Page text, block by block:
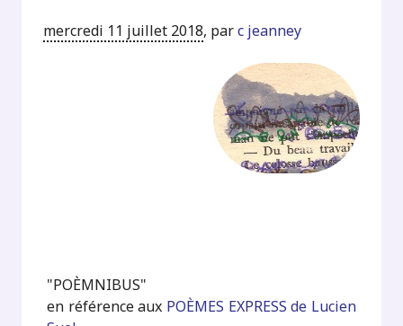
mercredi 11 juillet 2018, parc jeanney
"POÈMNIBUS"
en référence aux POÈMES EXPRESS de Lucien